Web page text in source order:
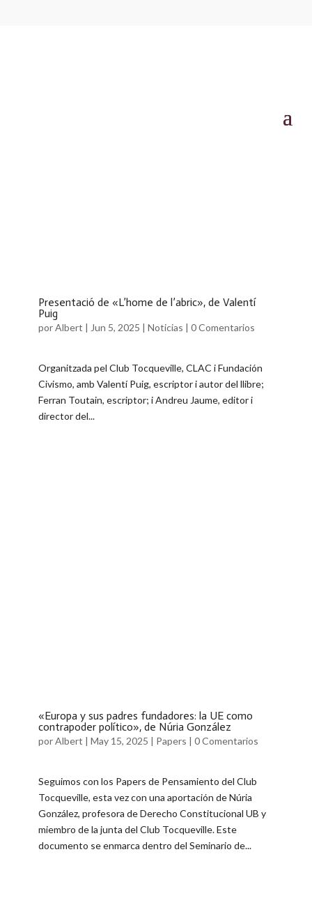
Presentació de «L’home de l’abric», de Valentí
Puig
porAlbert | Jun 5, 2025 | Noticias | 0 Comentarios
Organitzada pel Club Tocqueville, CLAC i Fundación
Civismo, amb Valentí Puig, escriptor i autor del llibre;
Ferran Toutain, escriptor; i Andreu Jaume, editor i
director del...
«Europa y sus padres fundadores: la UE como
contrapoder político», de Núria González
porAlbert | May 15, 2025 | Papers | 0 Comentarios
Seguimos con los Papers de Pensamiento del Club
Tocqueville, esta vez con una aportación de Núria
González, profesora de Derecho Constitucional UB y
miembro de la junta del Club Tocqueville. Este
documento se enmarca dentro del Seminario de...